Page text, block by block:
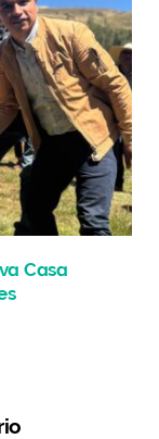
Casa